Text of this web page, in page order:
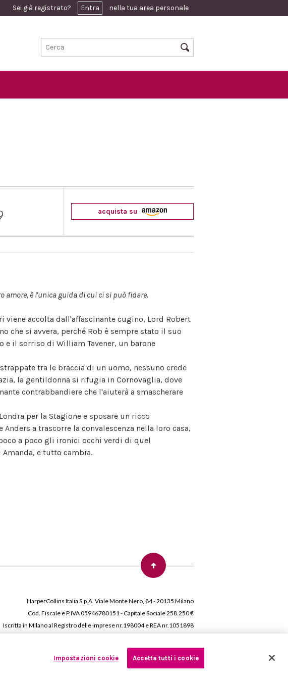
Sei già registrato? Entra nella tua area personale
acquista su
amore, è l'unica guida di cui ci si può fidare.
viene accolta dall'affascinante cugino, Lord Robert
che si avvera, perché Rob è sempre stato il suo
e il sorriso di William Tavener, un barone
tra le braccia di un uomo, nessuno crede
la gentildonna si rifugia in Cornovaglia, dove
contrabbandiere che l'aiuterà a smascherare
per la Stagione e sposare un ricco
a trascorre la convalescenza nella loro casa,
a poco gli ironici occhi verdi di quel
e tutto cambia.
HarperCollins Italia S.p.A. Viale Monte Nero, 84 - 20135 Milano
Cod. Fiscale e P.IVA 05946780151 - Capitale Sociale 258.250 €
Iscritta in Milano al Registro delle imprese nr.198004 e REA nr.1051898
Impostazioni cookie Accetta tutti i cookie